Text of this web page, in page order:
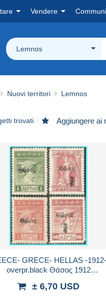
Vendere
Lemnos
Nuovi territori Lemnos
trovati Aggiungere ai
GRECE- HELLAS -
overpr.black Θάσος 1912
± 6,70 USD